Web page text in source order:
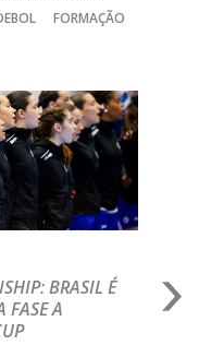
FORMAÇÃO
BRASIL É
FASE A